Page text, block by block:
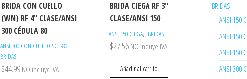
BRIDA CON CUELLO
(WN) RF 4″ CLASE/ANSI
300 CÉDULA 80
ANSI 300 CON CUELLO SCH-80,
BRIDAS
$44.99 NO incluye IVA
BRIDA CIEGA RF 3″
CLASE/ANSI 150
ANSI 150 CIEGA, BRIDAS
$27.56 NO incluye IVA
Añadir al carrito
BRIDAS
ANSI 150
ANSI 150
ANSI 150
ANSI 300